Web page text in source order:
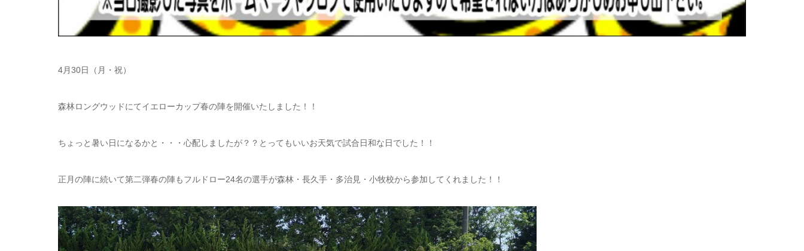
4月30日（月・祝）
森林ロングウッドにてイエローカップ春の陣を開催いたしました！！
ちょっと暑い日になるかと・・・心配しましたが？？とってもいいお天気で試合日和な日でした！！
正月の陣に続いて第二弾春の陣もフルドロー24名の選手が森林・長久手・多治見・小牧校から参加してくれました！！